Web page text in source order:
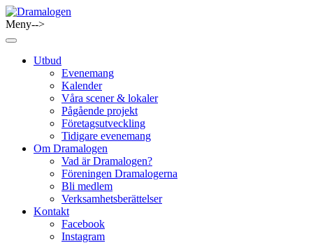
Skip
to
content
Meny-->
Utbud
Evenemang
Kalender
Våra scener & lokaler
Pågående projekt
Företagsutveckling
Tidigare evenemang
Om Dramalogen
Vad är Dramalogen?
Föreningen Dramalogerna
Bli medlem
Verksamhetsberättelser
Kontakt
Facebook
Instagram